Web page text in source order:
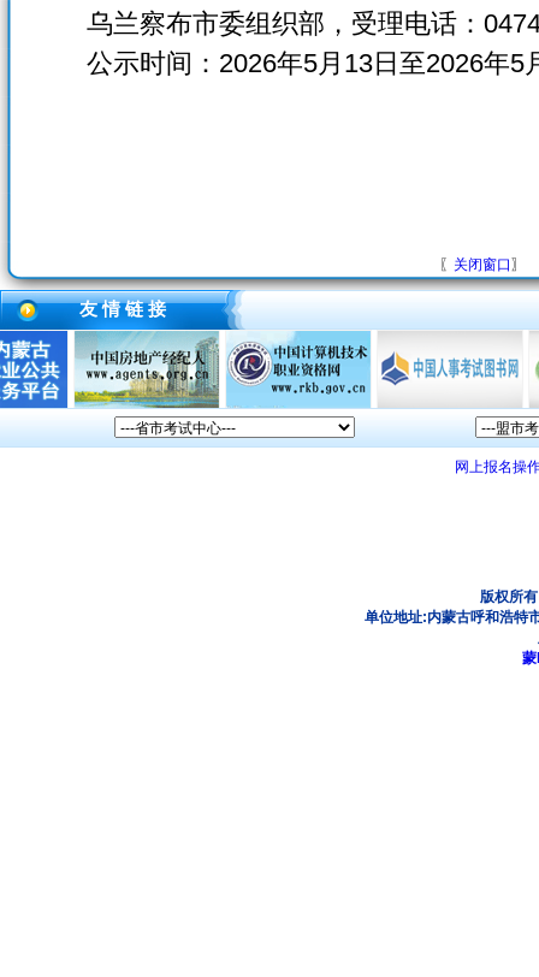
乌兰察布市委组织部，受理电话：
公示时间：2026年5月13日至2026年5
〖 关闭窗口 〗
友 情 链 接
网上报名操
版权所
单位地址:内蒙古呼和浩特